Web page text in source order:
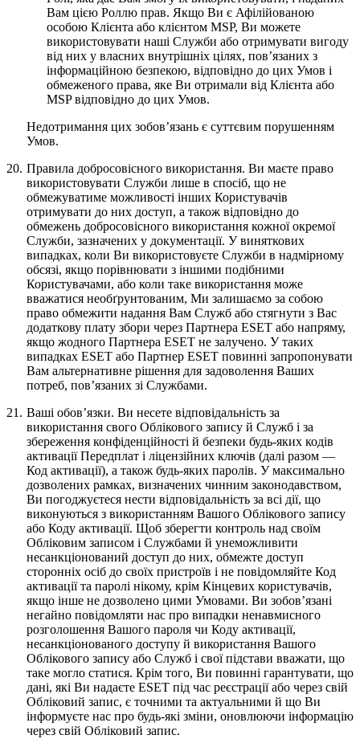
Вам цією Роллю прав. Якщо Ви є Афілійованою
особою Клієнта або клієнтом MSP, Ви можете
використовувати наші Служби або отримувати вигоду
від них у власних внутрішніх цілях, пов’язаних з
інформаційною безпекою, відповідно до цих Умов і
обмеженого права, яке Ви отримали від Клієнта або
MSP відповідно до цих Умов.
Недотримання цих зобов’язань є суттєвим порушенням
Умов.
20. Правила добросовісного використання. Ви маєте право
використовувати Служби лише в спосіб, що не
обмежуватиме можливості інших Користувачів
отримувати до них доступ, а також відповідно до
обмежень добросовісного використання кожної окремої
Служби, зазначених у документації. У виняткових
випадках, коли Ви використовуєте Служби в надмірному
обсязі, якщо порівнювати з іншими подібними
Користувачами, або коли таке використання може
вважатися необґрунтованим, Ми залишаємо за собою
право обмежити надання Вам Служб або стягнути з Вас
додаткову плату збори через Партнера ESET або напряму,
якщо жодного Партнера ESET не залучено. У таких
випадках ESET або Партнер ESET повинні запропонувати
Вам альтернативне рішення для задоволення Ваших
потреб, пов’язаних зі Службами.
21. Ваші обов’язки. Ви несете відповідальність за
використання свого Облікового запису й Служб і за
збереження конфіденційності й безпеки будь-яких кодів
активації Передплат і ліцензійних ключів (далі разом —
Код активації), а також будь-яких паролів. У максимально
дозволених рамках, визначених чинним законодавством,
Ви погоджуєтеся нести відповідальність за всі дії, що
виконуються з використанням Вашого Облікового запису
або Коду активації. Щоб зберегти контроль над своїм
Обліковим записом і Службами й унеможливити
несанкціонований доступ до них, обмежте доступ
сторонніх осіб до своїх пристроїв і не повідомляйте Код
активації та паролі нікому, крім Кінцевих користувачів,
якщо інше не дозволено цими Умовами. Ви зобов’язані
негайно повідомляти нас про випадки ненавмисного
розголошення Вашого пароля чи Коду активації,
несанкціонованого доступу й використання Вашого
Облікового запису або Служб і свої підстави вважати, що
таке могло статися. Крім того, Ви повинні гарантувати, що
дані, які Ви надаєте ESET під час реєстрації або через свій
Обліковий запис, є точними та актуальними й що Ви
інформуєте нас про будь-які зміни, оновлюючи інформацію
через свій Обліковий запис.